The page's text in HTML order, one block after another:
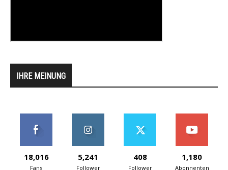
IHRE MEINUNG
18,016
Fans
5,241
Follower
408
Follower
1,180
Abonnenten